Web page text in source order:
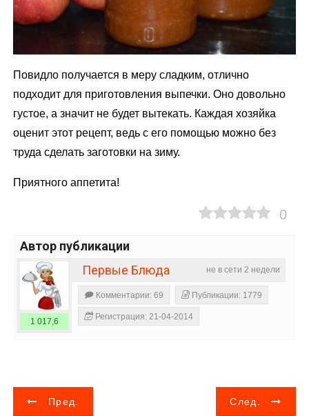
Повидло получается в меру сладким, отлично
подходит для приготовления выпечки. Оно довольно
густое, а значит не будет вытекать. Каждая хозяйка
оценит этот рецепт, ведь с его помощью можно без
труда сделать заготовки на зиму.
Приятного аппетита!
0
Автор публикации
не в сети 2 недели
Первые Блюда
1 017,6
Комментарии: 69 Публикации: 1779
Регистрация: 21-04-2014
Н
Пред. След.